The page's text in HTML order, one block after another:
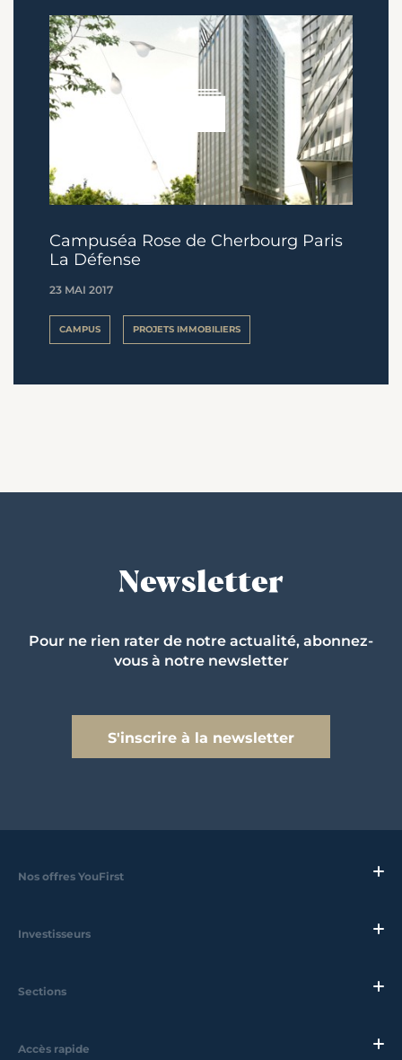
Campuséa Rose de Cherbourg Paris
La Défense
23 MAI 2017
CAMPUS PROJETS IMMOBILIERS
Newsletter
Pour ne rien rater de notre actualité, abonnez-
vous à notre newsletter
S'inscrire à la newsletter
Nos offres YouFirst
Investisseurs
Sections
Accès rapide